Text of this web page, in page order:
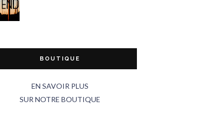
BOUTIQUE
EN SAVOIR PLUS
SUR NOTRE BOUTIQUE